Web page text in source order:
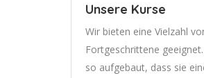
Unsere Kurse
Wir bieten eine Vielzahl
Fortgeschrittene
so aufgebaut, dass sie